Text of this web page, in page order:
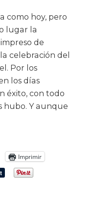
como hoy, pero
lugar la
de
celebración del
Por los
los días
éxito, con todo
hubo. Y aunque
Imprimir